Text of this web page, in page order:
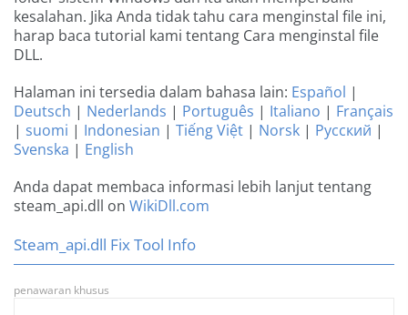
kesalahan. Jika Anda tidak tahu cara menginstal file ini,
harap baca tutorial kami tentang Cara menginstal file
DLL.
Halaman ini tersedia dalam bahasa lain: Español |
Deutsch | Nederlands | Português | Italiano | Français
| suomi | Indonesian | Tiếng Việt | Norsk | Русский |
Svenska | English
Anda dapat membaca informasi lebih lanjut tentang
steam_api.dll on WikiDll.com
Steam_api.dll Fix Tool Info
penawaran khusus